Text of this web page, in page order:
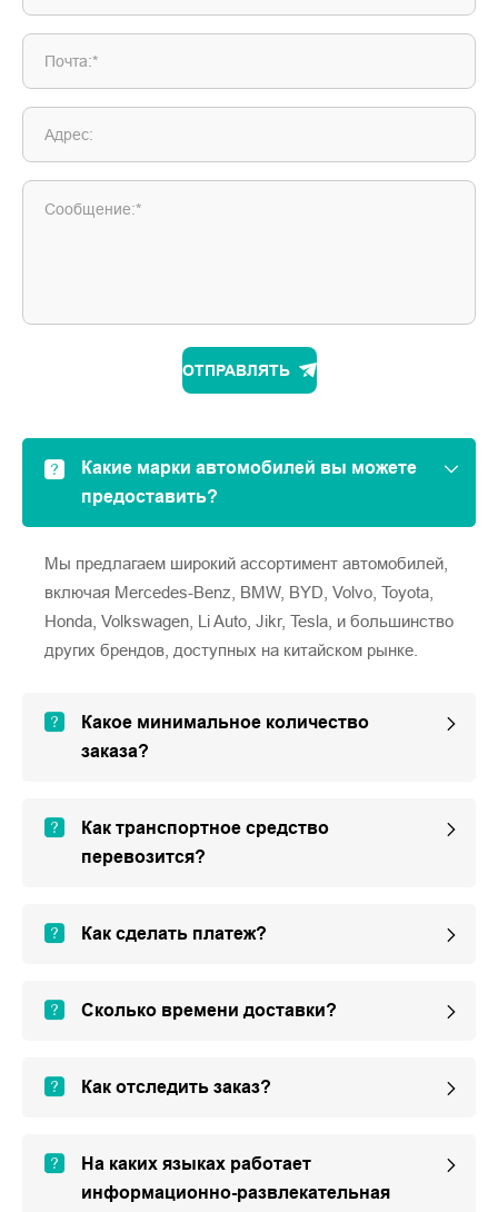
Почта:*
Адрес:
Сообщение:*
ОТПРАВЛЯТЬ
Какие марки автомобилей вы можете
предоставить?
Мы предлагаем широкий ассортимент автомобилей,
включая Mercedes-Benz, BMW, BYD, Volvo, Toyota,
Honda, Volkswagen, Li Auto, Jikr, Tesla, и большинство
других брендов, доступных на китайском рынке.
Какое минимальное количество
заказа?
Как транспортное средство
перевозится?
Как сделать платеж?
Сколько времени доставки?
Как отследить заказ?
На каких языках работает
информационно-развлекательная